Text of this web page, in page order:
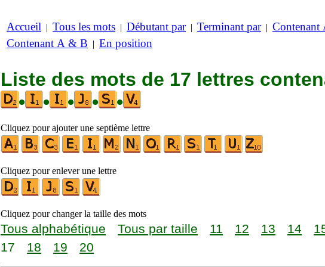
Accueil | Tous les mots | Débutant par| Terminant par| Contenant
Contenant A & B | En position
Liste des mots de 17 lettres
•
• • • •
Cliquez pour ajouter une septième lettre
Cliquez pour enlever une lettre
Cliquez pour changer la taille des mots
Tous alphabétique Tous par taille 11 12 13 14
17
18 19 20